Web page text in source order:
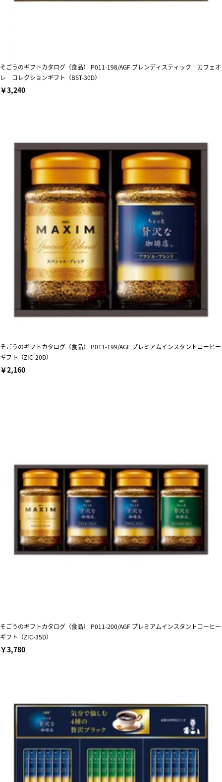
そごうのギフトカタログ（食品） P011-198/AGF ブレンディスティック カフェオ
レ コレクションギフト（BST-30D）
￥3,240
そごうのギフトカタログ（食品） P011-199/AGF プレミアムインスタントコーヒー
ギフト（ZIC-20D）
￥2,160
そごうのギフトカタログ（食品） P011-200/AGF プレミアムインスタントコーヒー
ギフト（ZIC-35D）
￥3,780